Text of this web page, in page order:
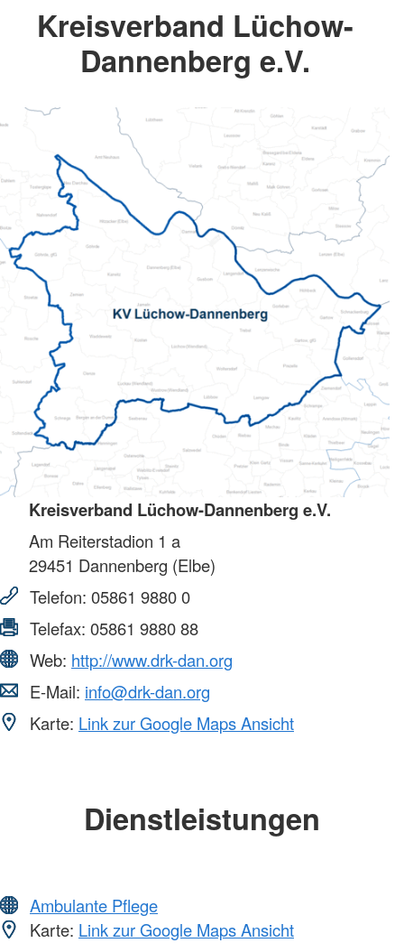
Kreisverband Lüchow-
Dannenberg e.V.
Kreisverband Lüchow-Dannenberg e.V.
Am Reiterstadion 1 a
29451 Dannenberg (Elbe)
Telefon: 05861 9880 0
Telefax: 05861 9880 88
Web: http://www.drk-dan.org
E-Mail: info@drk-dan.org
Karte: Link zur Google Maps Ansicht
Dienstleistungen
Ambulante Pflege
Karte: Link zur Google Maps Ansicht